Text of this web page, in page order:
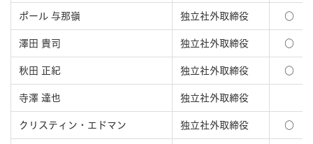
ポール 与那嶺 独立社外取締役 ○
澤田 貴司 独⽴社外取締役 ○
秋田 正紀 独⽴社外取締役 ○
寺澤 達也 独⽴社外取締役
クリスティン・エドマン 独⽴社外取締役 ○